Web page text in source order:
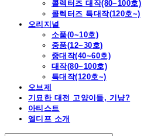
콜렉터즈 대작(80~100호)
콜렉터즈 특대작(120호~)
오리지널
소품(0~10호)
중품(12~30호)
중대작(40~60호)
대작(80~100호)
특대작(120호~)
오브제
기묘한 대전 고양이들, 기냥?
아티스트
엘디프 소개